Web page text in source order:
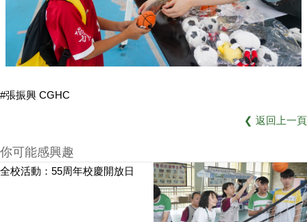
#張振興 CGHC
❮ 返回上一頁
你可能感興趣
全校活動：55周年校慶開放日